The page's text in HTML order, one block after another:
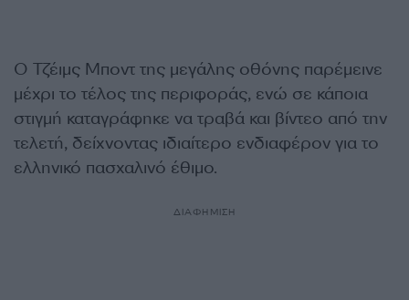
Ο Τζέιμς Μποντ της μεγάλης οθόνης παρέμεινε
μέχρι το τέλος της περιφοράς, ενώ σε κάποια
στιγμή καταγράφηκε να τραβά και βίντεο από την
τελετή, δείχνοντας ιδιαίτερο ενδιαφέρον για το
ελληνικό πασχαλινό έθιμο.
ΔΙΑΦΗΜΙΣΗ